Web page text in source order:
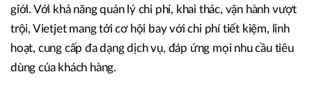
giới. Với khả năng quản lý chi phí, khai thác, vận hành vượt
trội, Vietjet mang tới cơ hội bay với chi phí tiết kiệm, linh
hoạt, cung cấp đa dạng dịch vụ, đáp ứng mọi nhu cầu tiêu
dùng của khách hàng.